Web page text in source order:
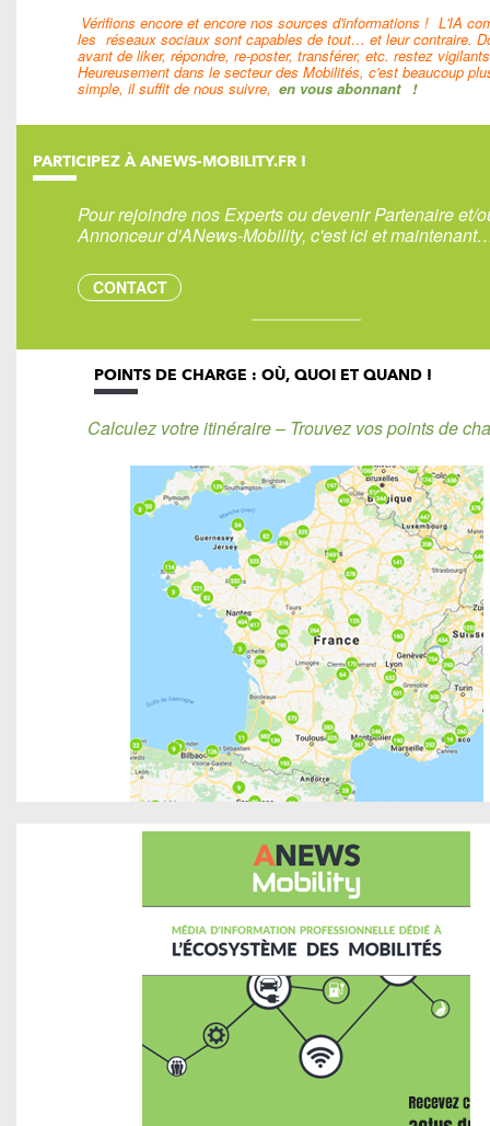
Vérifions encore et encore nos sources d'informations ! L'IA
les réseaux sociaux sont capables de tout… et leur contraire.
avant de liker, répondre, re-poster, transférer, etc. restez
Heureusement dans le secteur des Mobilités, c'est beaucoup
simple, il suffit de nous suivre, en vous abonnant !
PARTICIPEZ À ANEWS-MOBILITY.FR !
Pour rejoindre nos Experts ou devenir Partenaire et/
Annonceur d'ANews-Mobility, c'est ici et
CONTACT
POINTS DE CHARGE : OÙ, QUOI ET QUAND !
Calculez votre itinéraire – Trouvez vos points de